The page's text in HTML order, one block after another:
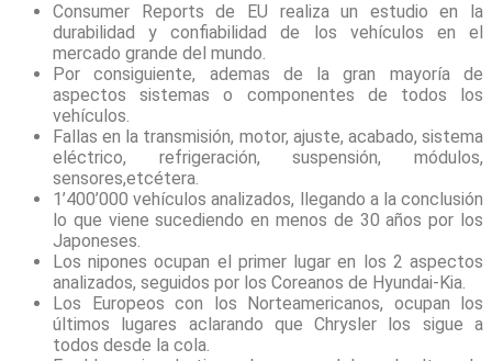
Consumer Reports de EU realiza un estudio en la
durabilidad y confiabilidad de los vehículos en el
mercado grande del mundo.
Por consiguiente, ademas de la gran mayoría de
aspectos sistemas o componentes de todos los
vehículos.
Fallas en la transmisión, motor, ajuste, acabado, sistema
eléctrico, refrigeración, suspensión, módulos,
sensores,etcétera.
1’400’000 vehículos analizados, llegando a la conclusión
lo que viene sucediendo en menos de 30 años por los
Japoneses.
Los nipones ocupan el primer lugar en los 2 aspectos
analizados, seguidos por los Coreanos de Hyundai-Kia.
Los Europeos con los Norteamericanos, ocupan los
últimos lugares aclarando que Chrysler los sigue a
todos desde la cola.